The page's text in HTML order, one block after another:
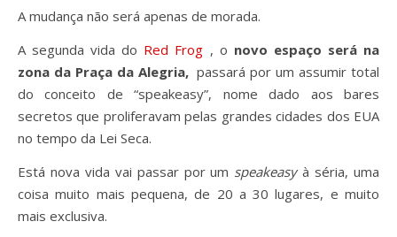
A mudança não será apenas de morada.
A segunda vida do Red Frog , o novo espaço será na
zona da Praça da Alegria, passará por um assumir total
do conceito de “speakeasy”, nome dado aos bares
secretos que proliferavam pelas grandes cidades dos EUA
no tempo da Lei Seca.
Está nova vida vai passar por um speakeasyà séria, uma
coisa muito mais pequena, de 20 a 30 lugares, e muito
mais exclusiva.